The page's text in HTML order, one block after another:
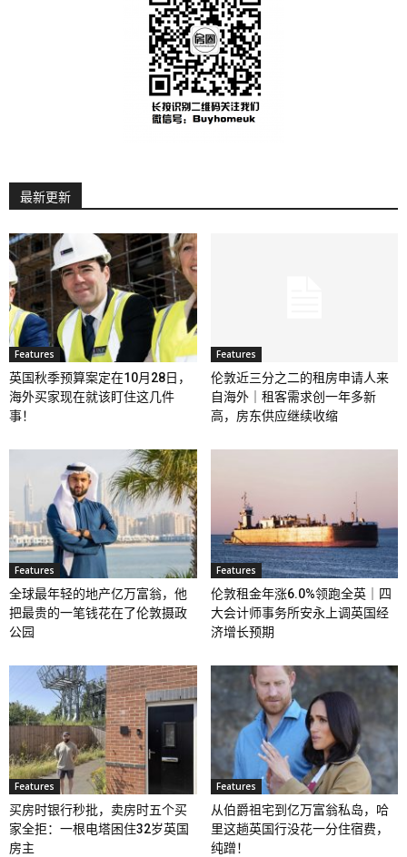
最新更新
Features
英国秋季预算案定在10月28日，
海外买家现在就该盯住这几件
事！
Features
伦敦近三分之二的租房申请人来
自海外｜租客需求创一年多新
高，房东供应继续收缩
Features
全球最年轻的地产亿万富翁，他
把最贵的一笔钱花在了伦敦摄政
公园
Features
伦敦租金年涨6.0%领跑全英｜四
大会计师事务所安永上调英国经
济增长预期
Features
买房时银行秒批，卖房时五个买
家全拒：一根电塔困住32岁英国
房主
Features
从伯爵祖宅到亿万富翁私岛，哈
里这趟英国行没花一分住宿费，
纯蹭！